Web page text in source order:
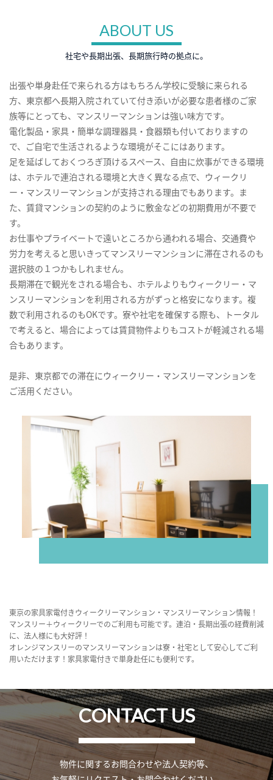
ABOUT US
社宅や長期出張、長期旅行時の拠点に。
出張や単身赴任で来られる方はもちろん学校に受験に来られる
方、東京都へ長期入院されていて付き添いが必要な患者様のご家
族等にとっても、マンスリーマンションは強い味方です。
電化製品・家具・簡単な調理器具・食器類も付いておりますの
で、ご自宅で生活されるような環境がそこにはあります。
足を延ばしておくつろぎ頂けるスペース、自由に炊事ができる環境
は、ホテルで連泊される環境と大きく異なる点で、ウィークリ
ー・マンスリーマンションが支持される理由でもあります。ま
た、賃貸マンションの契約のように敷金などの初期費用が不要で
す。
お仕事やプライベートで遠いところから通われる場合、交通費や
労力を考えると思いきってマンスリーマンションに滞在されるのも
選択肢の１つかもしれません。
長期滞在で観光をされる場合も、ホテルよりもウィークリー・マ
ンスリーマンションを利用される方がずっと格安になります。複
数で利用されるのもOKです。寮や社宅を確保する際も、トータル
で考えると、場合によっては賃貸物件よりもコストが軽減される場
合もあります。
是非、東京都での滞在にウィークリー・マンスリーマンションを
ご活用ください。
東京の家具家電付きウィークリーマンション・マンスリーマンション情報！
マンスリー＋ウィークリーでのご利用も可能です。連泊・長期出張の経費削減
に、法人様にも大好評！
オレンジマンスリーのマンスリーマンションは寮・社宅として安心してご利
用いただけます！家具家電付きで単身赴任にも便利です。
CONTACT US
物件に関するお問合わせや法人契約等、